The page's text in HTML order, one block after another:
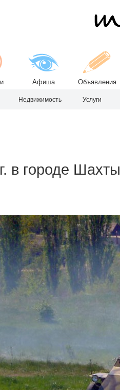
Афиша Объявления
Недвижимость Услуги
в городе Шахты